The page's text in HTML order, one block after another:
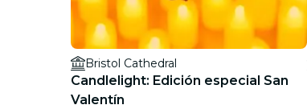
Bristol Cathedral
Candlelight: Edición especial San
Valentín